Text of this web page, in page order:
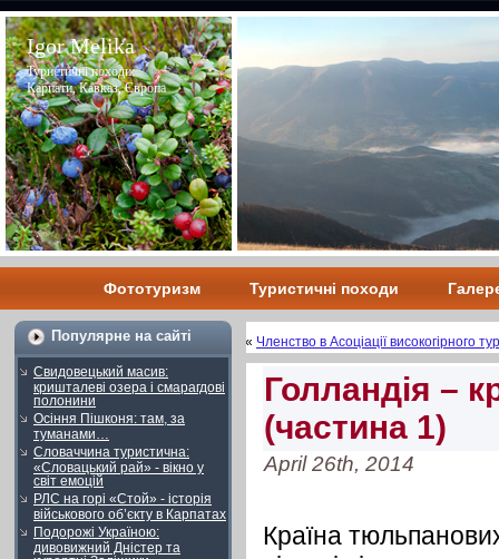
Igor Melika
Туристичні походи:
Карпати, Кавказ, Європа
Фототуризм Туристичні походи
Популярне на сайті
Свидовецький масив:
кришталеві озера і смарагдові
полонини
Осіння Пішконя: там, за
туманами…
Словаччина туристична:
«Словацький рай» - вікно у
світ емоцій
РЛС на горі «Стой» - історія
військового об’єкту в Карпатах
Подорожі Україною:
дивовижний Дністер та
« Членство в Асоціації високогірного
Голландія –
(частина 1)
April 26th, 2014
Країна